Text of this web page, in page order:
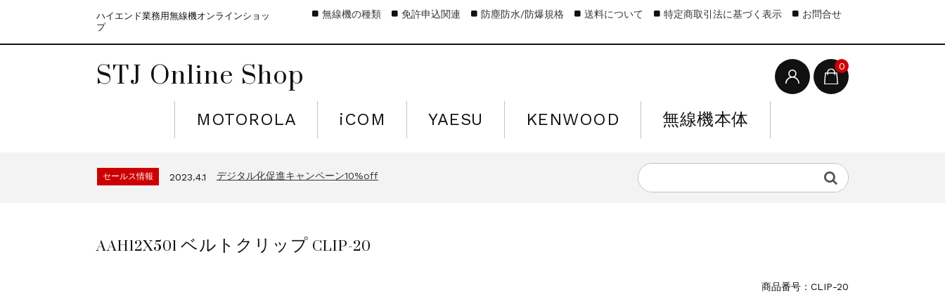
ハイエンド業務用無線機オンラインショッ
プ
STJ Online Shop 0
MOTOROLA iCOM YAESU KENWOOD 無線機本体
無線機の種類 免許申込関連 防塵防水/防爆規格 送料について 特定商取引法に基づく表示 お問合せ
2021.4.12 モトローラ無線機本体キャンペーン15%off
セールス情報 2023.4.1 デジタル化促進キャンペーン10%off
セールス情報 2021.4.12 モトローラ無線機本体キャンペーン15%off
AAH12X501 ベルトクリップ CLIP-20
商品番号：CLIP-20